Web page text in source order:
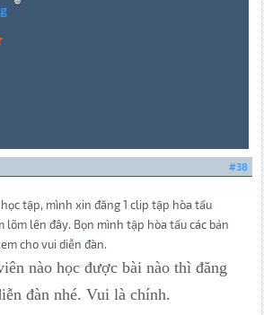
#38
tập, mình xin đăng 1 clip tập hòa tấu
lõm lên đây. Bọn mình tập hòa tấu các bản
cho vui diễn đàn.
nào học được bài nào thì đăng
đàn nhé. Vui là chính.